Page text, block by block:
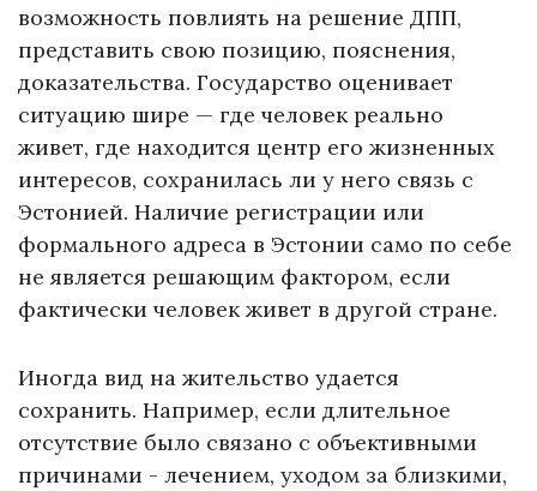
возможность повлиять на решение ДПП,
представить свою позицию, пояснения,
доказательства. Государство оценивает
ситуацию шире — где человек реально
живет, где находится центр его жизненных
интересов, сохранилась ли у него связь с
Эстонией. Наличие регистрации или
формального адреса в Эстонии само по себе
не является решающим фактором, если
фактически человек живет в другой стране.
Иногда вид на жительство удается
сохранить. Например, если длительное
отсутствие было связано с объективными
причинами - лечением, уходом за близкими,